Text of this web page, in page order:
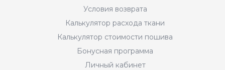
Условия возврата
Калькулятор расхода ткани
Калькулятор стоимости пошива
Бонусная программа
Личный кабинет